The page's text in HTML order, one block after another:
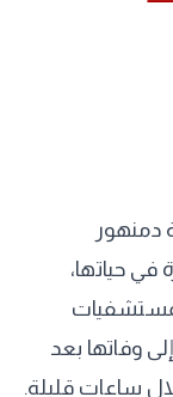
في حياتها،
وفاتها بعد
ساعات قليلة.